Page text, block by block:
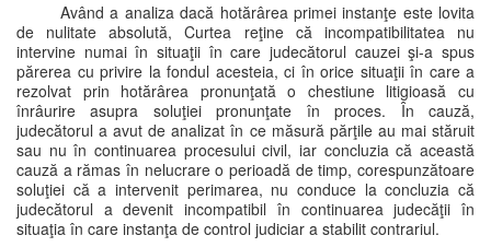
Având a analiza dacă hotărârea primei instanţe este lovita
de nulitate absolută, Curtea reţine că incompatibilitatea nu
intervine numai în situaţii în care judecătorul cauzei şi-a spus
părerea cu privire la fondul acesteia, ci în orice situaţii în care a
rezolvat prin hotărârea pronunţată o chestiune litigioasă cu
înrâurire asupra soluţiei pronunţate în proces. În cauză,
judecătorul a avut de analizat în ce măsură părţile au mai stăruit
sau nu în continuarea procesului civil, iar concluzia că această
cauză a rămas în nelucrare o perioadă de timp, corespunzătoare
soluţiei că a intervenit perimarea, nu conduce la concluzia că
judecătorul a devenit incompatibil în continuarea judecăţii în
situaţia în care instanţa de control judiciar a stabilit contrariul.